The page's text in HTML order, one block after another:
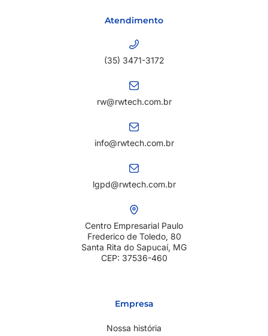
Atendimento
(35) 3471-3172
rw@rwtech.com.br
info@rwtech.com.br
lgpd@rwtech.com.br
Centro Empresarial Paulo
Frederico de Toledo, 80
Santa Rita do Sapucaí, MG
CEP: 37536-460
Empresa
Nossa história